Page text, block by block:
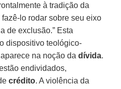
à tradição da
lo rodar sobre seu eixo
de exclusão.” Esta
dispositivo teológico-
na noção dadívida.
endividados,
crédito. A violência da